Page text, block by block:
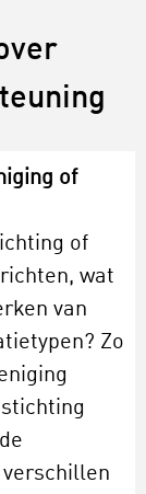
of
of
wat
van
Zo